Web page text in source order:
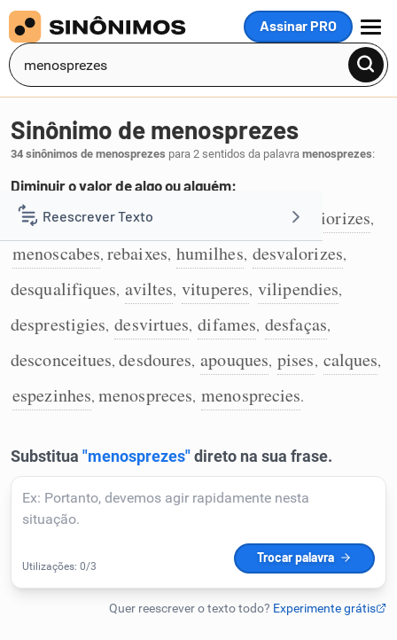
Assinar PRO
MENU
Reescrever Texto
Resumir Texto
Corrigir Texto
Detector de IA
Cata-letras
Conexões
Caça-palavras
Sinônimo de menosprezes
34 sinônimos de menosprezes para 2 sentidos da palavra menosprezes:
Diminuir o valor de algo ou alguém:
1 deprecies,diminuas inferiorizes,
menoscabes, rebaixes, humilhes, desvalorizes,
desqualifiques, aviltes, vituperes, vilipendies,
desprestigies, desvirtues, difames, desfaças,
desconceitues,desdoures, apouques, pises, calques,
espezinhes, menospreces, menosprecies.